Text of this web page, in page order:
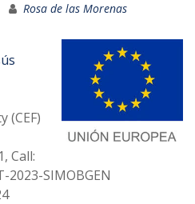
Rosa de las Morenas
(CEF)
Call:
2023-SIMOBGEN